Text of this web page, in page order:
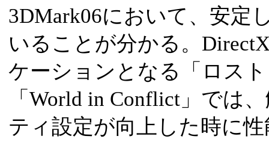
3DMark06において、安定
いることが分かる。
ケーションとなる「ロス
「World in Conflict」では
ティ設定が向上した時に